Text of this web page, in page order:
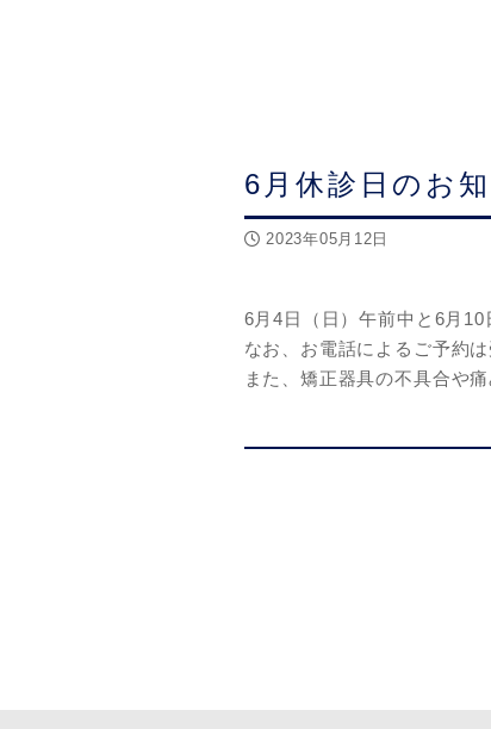
6月休診日のお
2023年05月12日
6月4日（日）午前中と6月10
なお、お電話によるご予約は
また、矯正器具の不具合や